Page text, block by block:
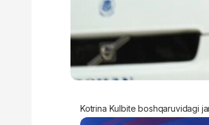
Kotrina Kulbite boshqaruvidagi